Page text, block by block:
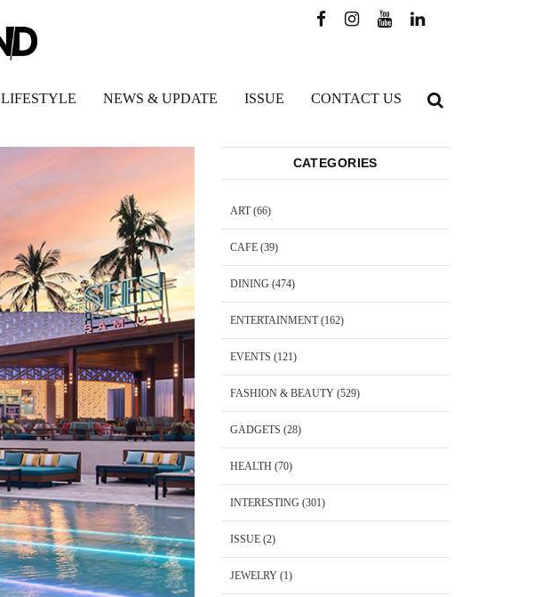
LIFESTYLE NEWS & UPDATE ISSUE CONTACT US
CATEGORIES
ART(66)
CAFE(39)
DINING (474)
ENTERTAINMENT(162)
EVENTS (121)
FASHION & BEAUTY(529)
GADGETS (28)
HEALTH (70)
INTERESTING (301)
ISSUE(2)
JEWELRY(1)